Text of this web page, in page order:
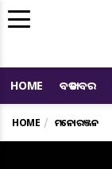
HOME ବଡ ଖବର
HOME ମନୋରଞ୍ଜନ